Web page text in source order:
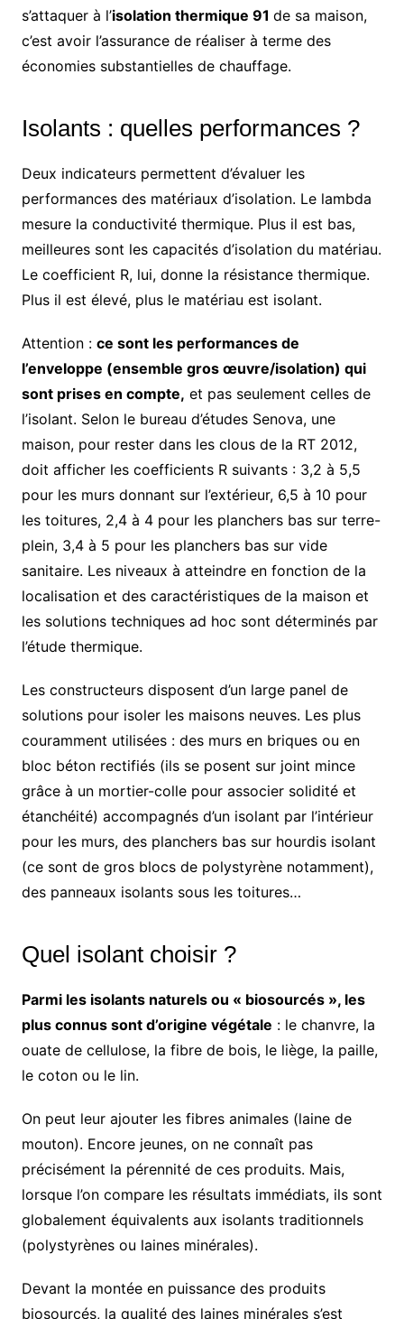
s’attaquer à l’isolation thermique 91 de sa maison,
c’est avoir l’assurance de réaliser à terme des
économies substantielles de chauffage.
Isolants : quelles performances ?
Deux indicateurs permettent d’évaluer les
performances des matériaux d’isolation. Le lambda
mesure la conductivité thermique. Plus il est bas,
meilleures sont les capacités d’isolation du matériau.
Le coefficient R, lui, donne la résistance thermique.
Plus il est élevé, plus le matériau est isolant.
Attention : ce sont les performances de
l’enveloppe (ensemble gros œuvre/isolation) qui
sont prises en compte, et pas seulement celles de
l’isolant. Selon le bureau d’études Senova, une
maison, pour rester dans les clous de la RT 2012,
doit afficher les coefficients R suivants : 3,2 à 5,5
pour les murs donnant sur l’extérieur, 6,5 à 10 pour
les toitures, 2,4 à 4 pour les planchers bas sur terre-
plein, 3,4 à 5 pour les planchers bas sur vide
sanitaire. Les niveaux à atteindre en fonction de la
localisation et des caractéristiques de la maison et
les solutions techniques ad hoc sont déterminés par
l’étude thermique.
Les constructeurs disposent d’un large panel de
solutions pour isoler les maisons neuves. Les plus
couramment utilisées : des murs en briques ou en
bloc béton rectifiés (ils se posent sur joint mince
grâce à un mortier-colle pour associer solidité et
étanchéité) accompagnés d’un isolant par l’intérieur
pour les murs, des planchers bas sur hourdis isolant
(ce sont de gros blocs de polystyrène notamment),
des panneaux isolants sous les toitures…
Quel isolant choisir ?
Parmi les isolants naturels ou « biosourcés », les
plus connus sont d’origine végétale : le chanvre, la
ouate de cellulose, la fibre de bois, le liège, la paille,
le coton ou le lin.
On peut leur ajouter les fibres animales (laine de
mouton). Encore jeunes, on ne connaît pas
précisément la pérennité de ces produits. Mais,
lorsque l’on compare les résultats immédiats, ils sont
globalement équivalents aux isolants traditionnels
(polystyrènes ou laines minérales).
Devant la montée en puissance des produits
biosourcés, la qualité des laines minérales s’est